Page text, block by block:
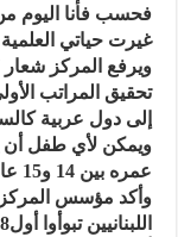
فحسب فأنا اليوم
غيرت حياتي
ويرفع المركز
تحقيق المراتب
إلى دول عربية
ويمكن لأي طفل أن
عمره بين 14 و15 عاما.
وأكد مؤسس المركز